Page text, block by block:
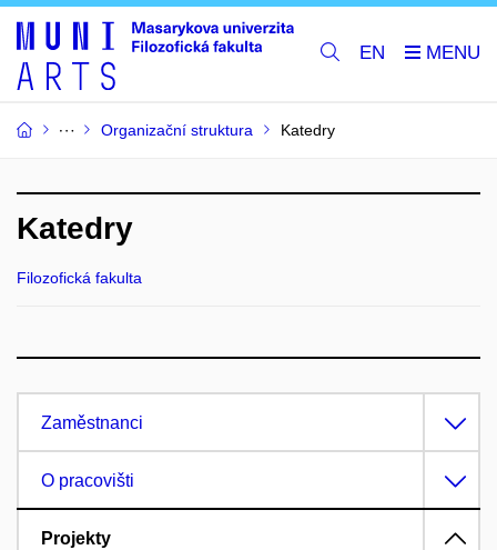
EN
Organizační struktura Katedry
Katedry
Filozofická fakulta
Zaměstnanci
O pracovišti
Projekty